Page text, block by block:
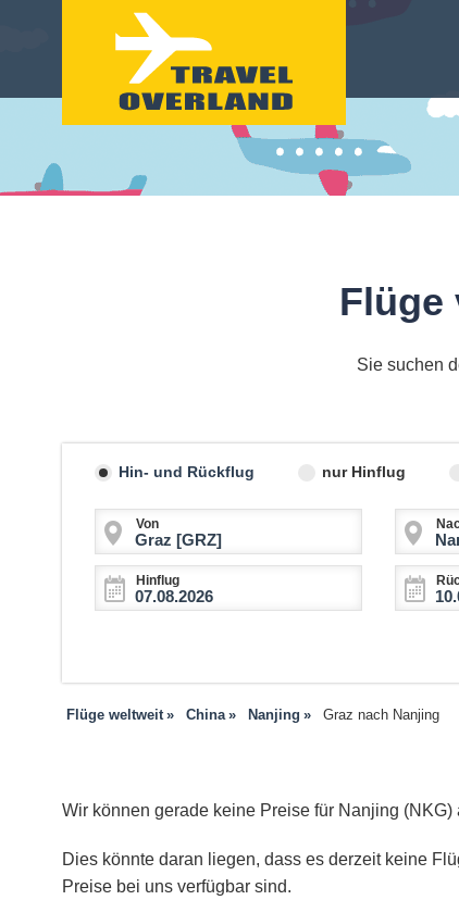
Flüge
Sie suchen
Hin- und Rückflug nur Hinflug
Von
Hinflug
Flüge weltweit China Nanjing Graz nach Nanjing
Wir können gerade keine Preise für Nanjing (NKG)
Dies könnte daran liegen, dass es derzeit keine
Preise bei uns verfügbar sind.